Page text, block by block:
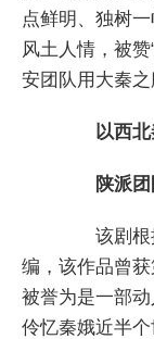
点鲜明、独树
风土人情，被
安团队用大秦之
以西
陕派
该剧根据
编，该作品曾获
被誉为是一部
伶忆秦娥近半